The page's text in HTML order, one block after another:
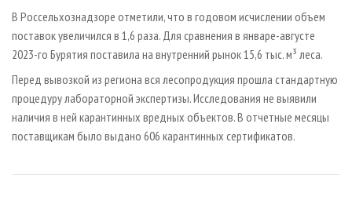
ИНСТРУМЕНТ И МАТЕРИАЛЫ
БИБЛИОТЕКА СПЕЦИАЛИСТА
В Россельхознадзоре отметили, что в годовом исчислении объем
поставок увеличился в 1,6 раза. Для сравнения в январе-августе
2023-го Бурятия поставила на внутренний рынок 15,6 тыс. м³ леса.
Перед вывозкой из региона вся лесопродукция прошла стандартную
процедуру лабораторной экспертизы. Исследования не выявили
наличия в ней карантинных вредных объектов. В отчетные месяцы
поставщикам было выдано 606 карантинных сертификатов.